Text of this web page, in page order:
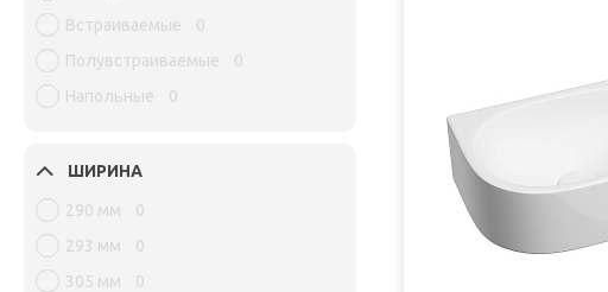
Встраиваемые
0
Полувстраиваемые
0
Напольные
0
ШИРИНА
290 мм
0
293 мм
0
305 мм
0